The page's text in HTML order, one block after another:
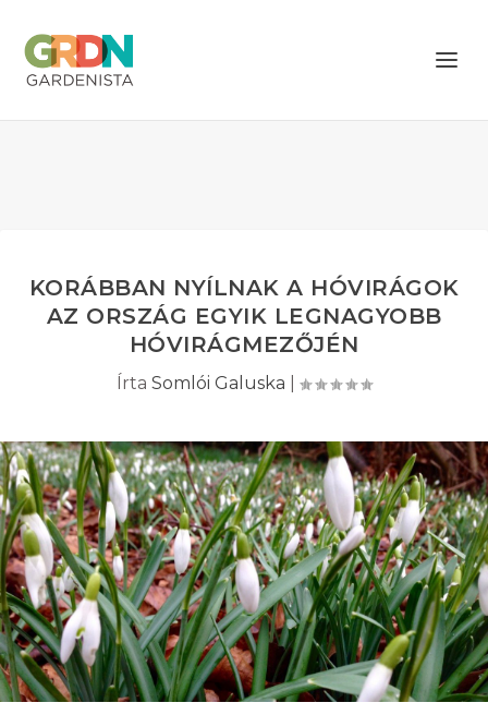
KORÁBBAN NYÍLNAK A HÓVIRÁGOK
AZ ORSZÁG EGYIK LEGNAGYOBB
HÓVIRÁGMEZŐJÉN
Írta Somlói Galuska